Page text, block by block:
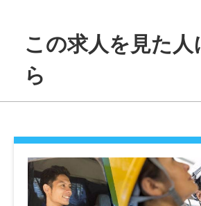
※36協定における特別条
び突発的な発注がある場
情報公開日
2026/04/28 00:00
休日・休暇
次有給休暇日数：10日
資格取得補助あり
時間外手当あり
不問
学歴
不問
愛媛県東温市田窪
・東温倉庫
この求人を見た
ら